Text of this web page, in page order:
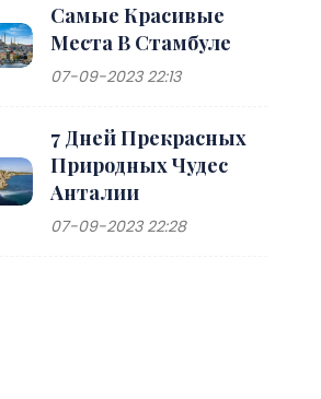
Самые Красивые
Места В Стамбуле
07-09-2023 22:13
7 Дней Прекрасных
Природных Чудес
Анталии
07-09-2023 22:28